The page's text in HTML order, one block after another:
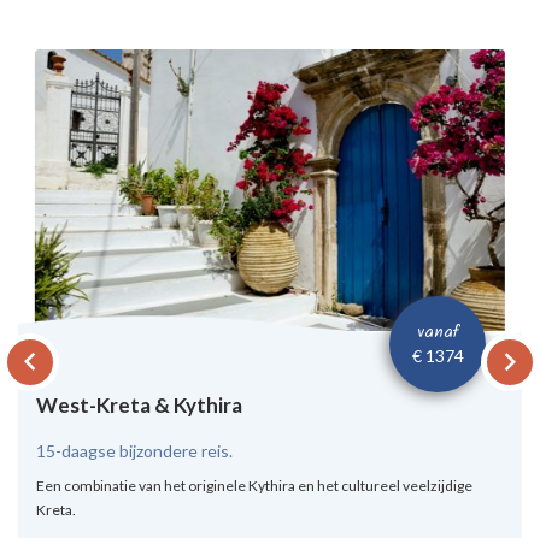
vanaf
€ 1374
West-Kreta & Kythira
15-daagse bijzondere reis.
Een combinatie van het originele Kythira en het cultureel veelzijdige
Kreta.
keyboard_arrow_left keyboard_arrow_right